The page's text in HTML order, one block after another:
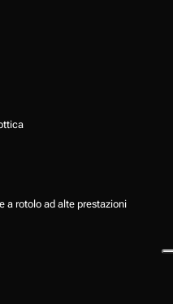
a rotolo ad alte prestazioni